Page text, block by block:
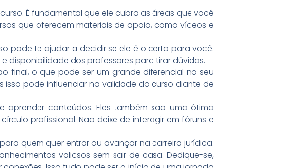
É fundamental que ele cubra as áreas que você
que oferecem materiais de apoio, como vídeos e
pode te ajudar a decidir se ele é o certo para você.
disponibilidade dos professores para tirar dúvidas.
final, o que pode ser um grande diferencial no seu
pode influenciar na validade do curso diante de
aprender conteúdos. Eles também são uma ótima
profissional. Não deixe de interagir em fóruns e
quem quer entrar ou avançar na carreira jurídica.
valiosos sem sair de casa. Dedique-se,